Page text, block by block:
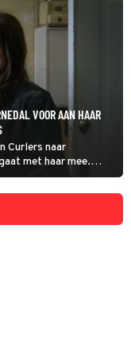
VOOR AAN HAAR
Curlers naar
met haar mee.
activistische
met Carmen curlers.